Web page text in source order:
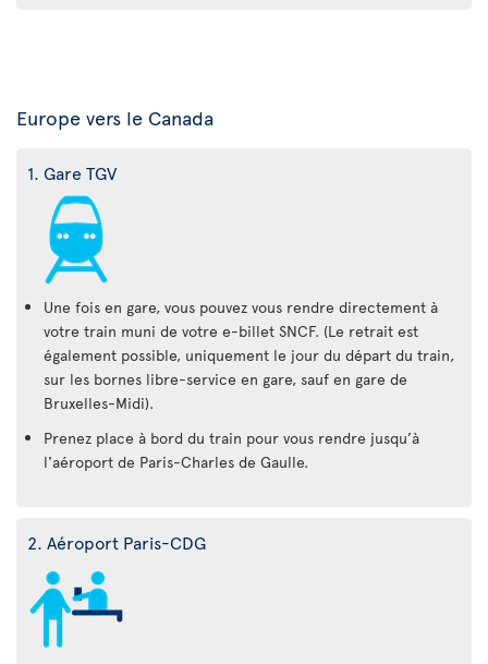
Europe vers le Canada
1. Gare TGV
Une fois en gare, vous pouvez vous rendre directement à
votre train muni de votre e-billet SNCF. (Le retrait est
également possible, uniquement le jour du départ du train,
sur les bornes libre-service en gare, sauf en gare de
Bruxelles-Midi).
Prenez place à bord du train pour vous rendre jusqu’à
l'aéroport de Paris-Charles de Gaulle.
2. Aéroport Paris-CDG